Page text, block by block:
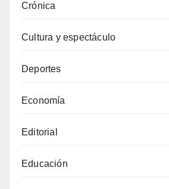
Crónica
Cultura y espectáculo
Deportes
Economía
Editorial
Educación